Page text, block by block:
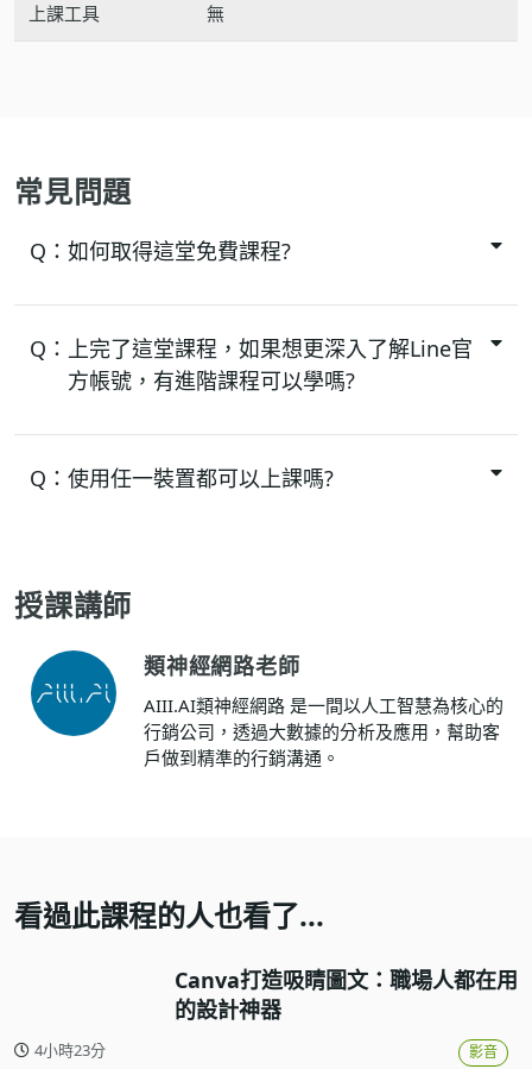
上課工具 無
常見問題
Q： 如何取得這堂免費課程?
Q： 上完了這堂課程，如果想更深入了解Line官
方帳號，有進階課程可以學嗎?
Q： 使用任一裝置都可以上課嗎?
授課講師
類神經網路老師
AIII.AI類神經網路 是一間以人工智慧為核心的
行銷公司，透過大數據的分析及應用，幫助客
戶做到精準的行銷溝通。
看過此課程的人也看了...
Canva打造吸睛圖文：職場人都在用
的設計神器
4小時23分 影音